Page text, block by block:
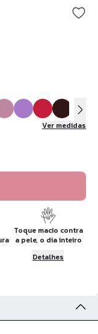
Ver medidas
Toque macio contra
a pele, o dia inteiro
Detalhes